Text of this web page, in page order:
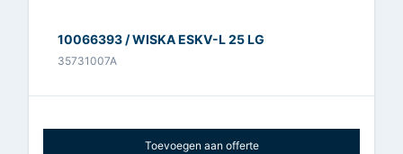
10066393 / WISKA ESKV-L 25 LG
35731007A
Toevoegen aan offerte